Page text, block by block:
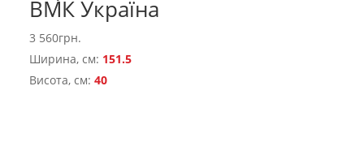
ВМК Україна
3 560грн.
Ширина, см: 151.5
Висота, см:40